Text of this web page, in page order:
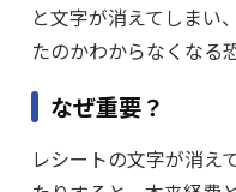
と文字が消えてしまい
たのかわからなくなる
なぜ重要？
レシートの文字が消え